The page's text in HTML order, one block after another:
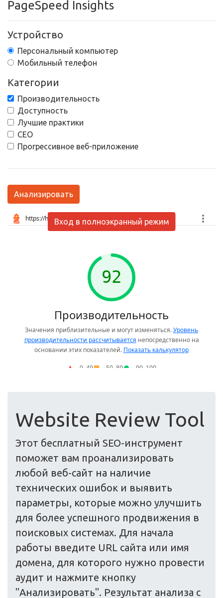
PageSpeed Insights
Устройство
Персональный компьютер
Мобильный телефон
Категории
Производительность
Доступность
Лучшие практики
СЕО
Прогрессивное веб-приложение
Анализировать
Вход в полноэкранный режим
Website Review Tool
Этот бесплатный SEO-инструмент
поможет вам проанализировать
любой веб-сайт на наличие
технических ошибок и выявить
параметры, которые можно улучшить
для более успешного продвижения в
поисковых системах. Для начала
работы введите URL сайта или имя
домена, для которого нужно провести
аудит и нажмите кнопку
"Анализировать". Результат анализа с